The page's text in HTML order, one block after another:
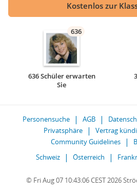
Kostenlos zur
636
636 Schüler erwarten
Sie
Personensuche AGB
Privatsphäre
Vertrag
Community Guidelines
Schweiz
Österreich
© Fri Aug 07 10:43:06 CEST 2026